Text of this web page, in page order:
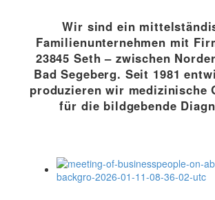
Wir sind ein
Familienunternehmen mit
23845 Seth – zwischen
Bad Segeberg. Seit 1981
produzieren wir medizinische
für die bildgebende